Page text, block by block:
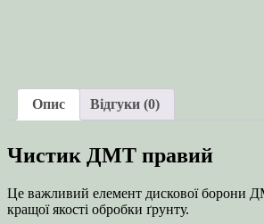
Опис Відгуки (0)
Чистик ДМТ правий
Це важливий елемент дискової борони
кращої якості обробки ґрунту.